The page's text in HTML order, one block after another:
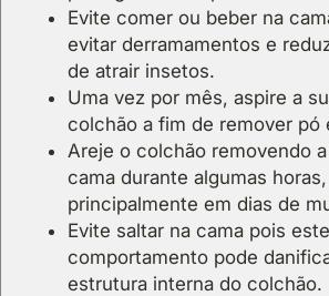
Evite comer ou beber na
evitar derramamentos e
de atrair insetos.
Uma vez por mês, aspire a
colchão a fim de remover pó
Areje o colchão removendo
cama durante algumas horas,
principalmente em dias de
Evite saltar na cama pois este
comportamento pode
estrutura interna do colchão.